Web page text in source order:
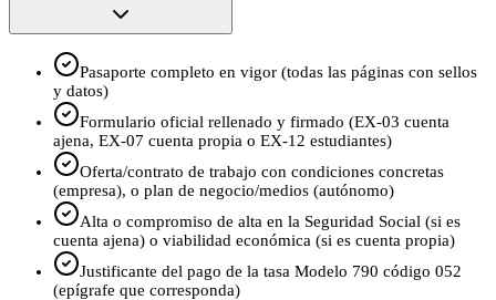
Pasaporte completo en vigor (todas las páginas con sellos
y datos)
Formulario oficial rellenado y firmado (EX-03 cuenta
ajena, EX-07 cuenta propia o EX-12 estudiantes)
Oferta/contrato de trabajo con condiciones concretas
(empresa), o plan de negocio/medios (autónomo)
Alta o compromiso de alta en la Seguridad Social (si es
cuenta ajena) o viabilidad económica (si es cuenta propia)
Justificante del pago de la tasa Modelo 790 código 052
(epígrafe que corresponda)